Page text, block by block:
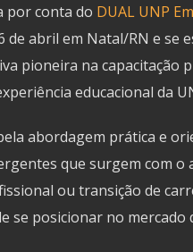
por conta do DUAL UNP
de abril em Natal/RN e se
pioneira na capacitação
educacional da
abordagem prática e
que surgem com o
ou transição de
se posicionar no